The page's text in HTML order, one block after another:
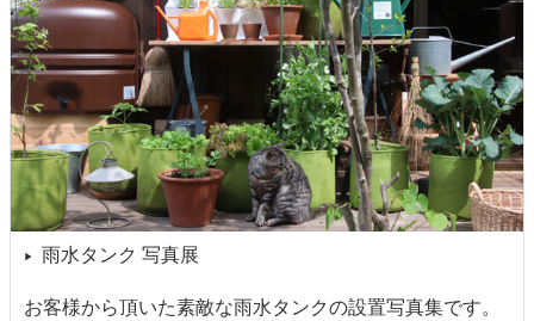
▶ 雨水タンク 写真展
お客様から頂いた素敵な雨水タンクの設置写真集です。